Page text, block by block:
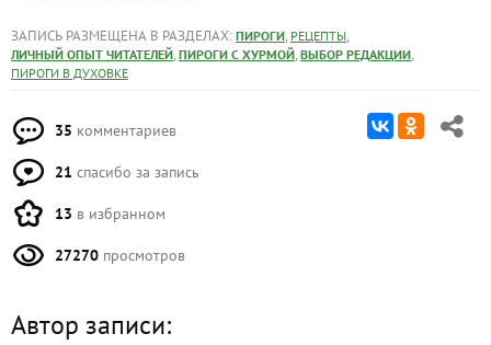
ЗАПИСЬ РАЗМЕЩЕНА В РАЗДЕЛАХ: ПИРОГИ, РЕЦЕПТЫ,
ЛИЧНЫЙ ОПЫТ ЧИТАТЕЛЕЙ, ПИРОГИ С ХУРМОЙ, ВЫБОР РЕДАКЦИИ,
ПИРОГИ В ДУХОВКЕ
35 комментариев
21 спасибо за запись
13 в избранном
27270 просмотров
Автор записи: